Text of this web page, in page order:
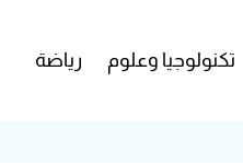
تكنولوجيا وعلوم رياضة